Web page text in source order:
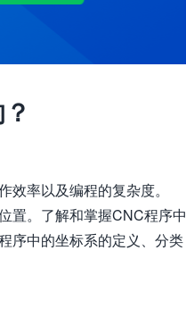
率以及编程的复杂度。
置。了解和掌握CNC程序中
序中的坐标系的定义、分类